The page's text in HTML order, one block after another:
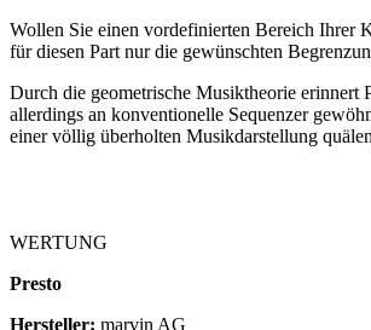
Wollen Sie einen vordefinierten Bereich Ihrer
für diesen Part nur die gewünschten
Durch die geometrische Musiktheorie erinnert
allerdings an konventionelle Sequenzer
einer völlig überholten Musikdarstellung
WERTUNG
Presto
Hersteller: marvin AG